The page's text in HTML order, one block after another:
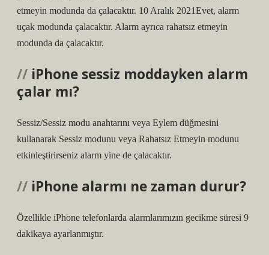
etmeyin modunda da çalacaktır. 10 Aralık 2021Evet, alarm
uçak modunda çalacaktır. Alarm ayrıca rahatsız etmeyin
modunda da çalacaktır.
iPhone sessiz moddayken alarm
çalar mı?
Sessiz/Sessiz modu anahtarını veya Eylem düğmesini
kullanarak Sessiz modunu veya Rahatsız Etmeyin modunu
etkinleştirirseniz alarm yine de çalacaktır.
iPhone alarmı ne zaman durur?
Özellikle iPhone telefonlarda alarmlarımızın gecikme süresi 9
dakikaya ayarlanmıştır.